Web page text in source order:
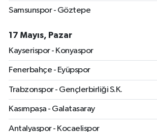
Samsunspor - Göztepe
17 Mayıs, Pazar
Kayserispor - Konyaspor
Fenerbahçe - Eyüpspor
Trabzonspor - Gençlerbirliği S.K.
Kasımpaşa - Galatasaray
Antalyaspor - Kocaelispor